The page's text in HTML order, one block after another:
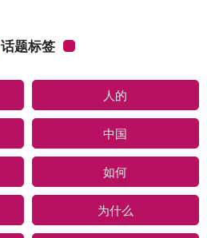
话题标签
人的
中国
如何
为什么